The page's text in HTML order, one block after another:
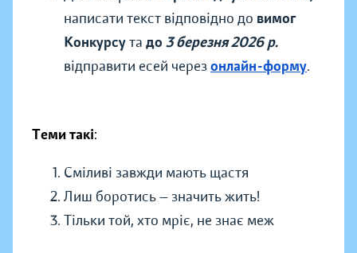
написати текст відповідно до вимог
Конкурсута до 3 березня 2026 р.
відправити есей черезонлайн-форму.
Теми такі:
Сміливі завжди мають щастя
Лиш боротись — значить жить!
Тільки той, хто мріє, не знає меж